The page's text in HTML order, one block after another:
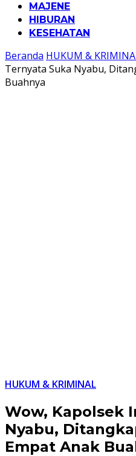
MAJENE
HIBURAN
KESEHATAN
Beranda HUKUM &
Ternyata Suka Nyabu,
Buahnya
HUKUM & KRIMINAL
Wow, Kapolsek
Nyabu,
Empat Anak